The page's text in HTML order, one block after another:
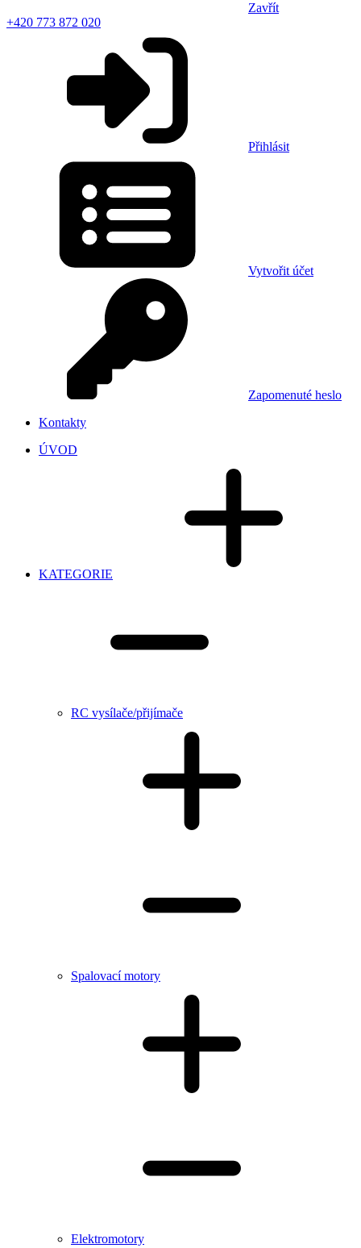
Zavřít
+420 773 872 020
Přihlásit
Vytvořit účet
Zapomenuté heslo
Kontakty
ÚVOD
KATEGORIE
RC vysílače/přijímače
Spalovací motory
Elektromotory